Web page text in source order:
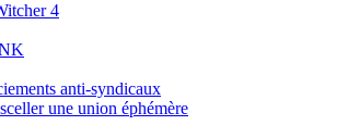
4
anti-syndicaux
une union éphémère